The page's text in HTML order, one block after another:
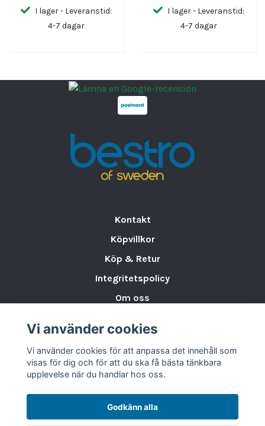
I lager - Leveranstid:
4-7 dagar
I lager - Leveranstid:
4-7 dagar
Kontakt
Köpvillkor
Köp & Retur
Integritetspolicy
Om oss
Varumärken & Partners
BLOGG
Vi använder cookies
Vi använder cookies för att anpassa det innehåll som
visas för dig och för att du ska få bästa tänkbara
upplevelse när du handlar hos oss.
Godkänn alla